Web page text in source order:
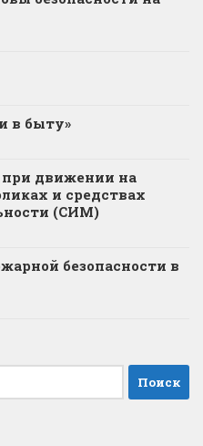
в быту»
при движении на
и средствах
(СИМ)
безопасности в